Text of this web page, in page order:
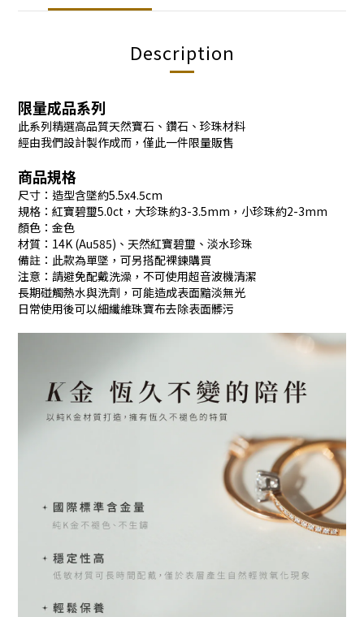
Description
限量成品系列
此系列精選高品質天然寶石、鑽石、珍珠材料
經由我們設計製作成而，僅此一件限量販售
商品規格
尺寸：造型含墜約5.5x4.5cm
規格：紅寶碧璽5.0ct，大珍珠約3-3.5mm，小珍珠約2-3mm
顏色：金色
材質：14K (Au585)、天然紅寶碧璽、淡水珍珠
備註：此款為單墜，可另搭配裸鍊購買
注意：請避免配戴洗澡，不可使用超音波機清潔
長期碰觸熱水與洗劑，可能造成表面黯淡無光
日常使用後可以細纖維珠寶布去除表面髒污